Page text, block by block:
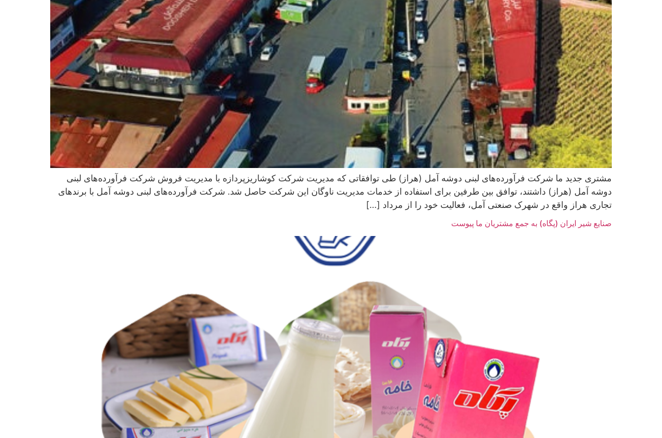
مشتری جدید ما شرکت فرآورده‌های لبنی دوشه آمل (هراز) طی توافقاتی که مدیریت شرکت کوشاریزپردازه با مدیریت فروش شرکت فرآورده‌های لبنی
دوشه آمل (هراز) داشتند، توافق بین طرفین برای استفاده از خدمات مدیریت ناوگان این شرکت حاصل شد. شرکت فرآورده‌های لبنی دوشه آمل با برندهای
تجاری هراز واقع در شهرک صنعتی آمل، فعالیت خود را از مرداد […]
صنایع شیر ایران (پگاه) به جمع مشتریان ما پیوست